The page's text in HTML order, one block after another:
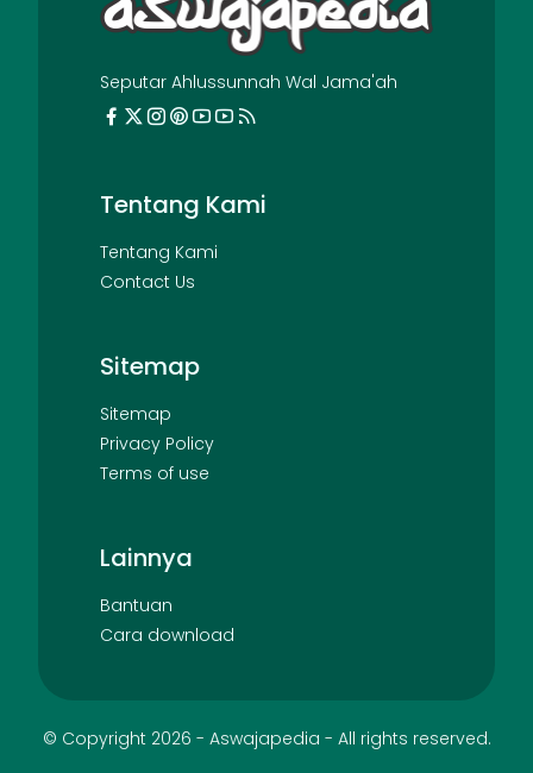
Seputar Ahlussunnah Wal Jama'ah
Tentang Kami
Tentang Kami
Contact Us
Sitemap
Sitemap
Privacy Policy
Terms of use
Lainnya
Bantuan
Cara download
© Copyright 2026 - Aswajapedia - All rights reserved.